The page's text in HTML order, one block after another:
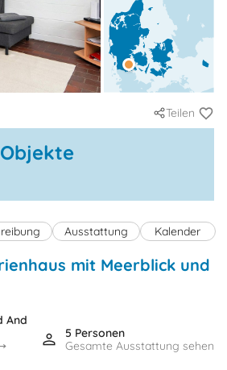
Teilen
Ausstattung Kalender
mit Meerblick und
And
5 Personen
Gesamte Ausstattung sehen